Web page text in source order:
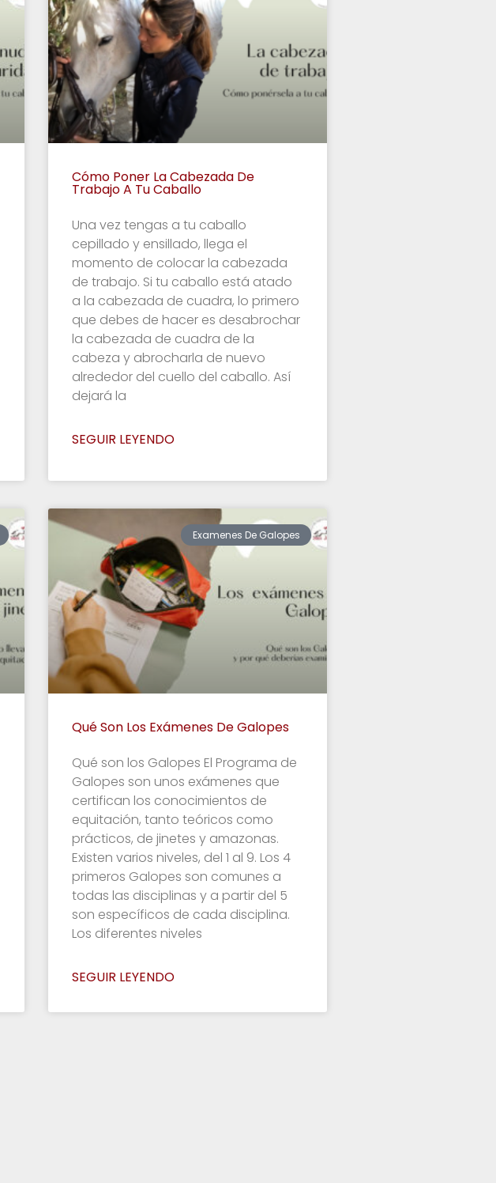
Cómo Poner La Cabezada De
Trabajo A Tu Caballo
Una vez tengas a tu caballo
cepillado y ensillado, llega el
momento de colocar la cabezada
de trabajo. Si tu caballo está atado
a la cabezada de cuadra, lo primero
que debes de hacer es desabrochar
la cabezada de cuadra de la
cabeza y abrocharla de nuevo
alrededor del cuello del caballo. Así
dejará la
SEGUIR LEYENDO
Examenes De Galopes
Qué Son Los Exámenes De Galopes
Qué son los Galopes El Programa de
Galopes son unos exámenes que
certifican los conocimientos de
equitación, tanto teóricos como
prácticos, de jinetes y amazonas.
Existen varios niveles, del 1 al 9. Los 4
primeros Galopes son comunes a
todas las disciplinas y a partir del 5
son específicos de cada disciplina.
Los diferentes niveles
SEGUIR LEYENDO